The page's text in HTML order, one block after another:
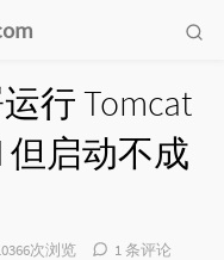
行 Tomcat
但启动不成
次浏览
1 条评论